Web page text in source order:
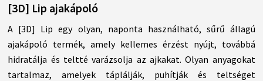
[3D] Lip ajakápoló
A [3D] Lip egy olyan, naponta használható, sűrű állagú
ajakápoló termék, amely kellemes érzést nyújt, továbbá
hidratálja és teltté varázsolja az ajkakat. Olyan anyagokat
tartalmaz, amelyek táplálják, puhítják és teltséget